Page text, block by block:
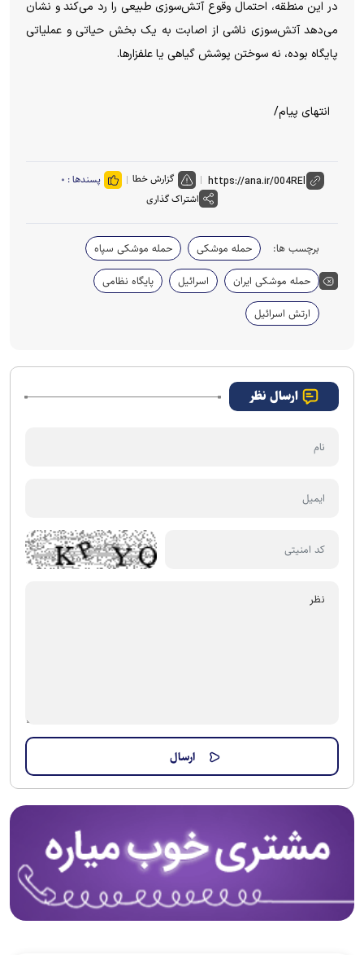
در این منطقه، احتمال وقوع آتش‌سوزی طبیعی را رد می‌کند و نشان
می‌دهد آتش‌سوزی ناشی از اصابت به یک بخش حیاتی و عملیاتی
پایگاه بوده، نه سوختن پوشش گیاهی یا علفزارها.
انتهای پیام/
گزارش خطا پسندها : ۰
اشتراک گذاری
برچسب ها: حمله موشکی
حمله موشکی سپاه
حمله موشکی ایران
اسرائیل
پایگاه نظامی
ارتش اسرائیل
ارسال نظر